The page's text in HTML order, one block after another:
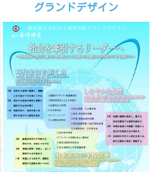
グランドデザイン